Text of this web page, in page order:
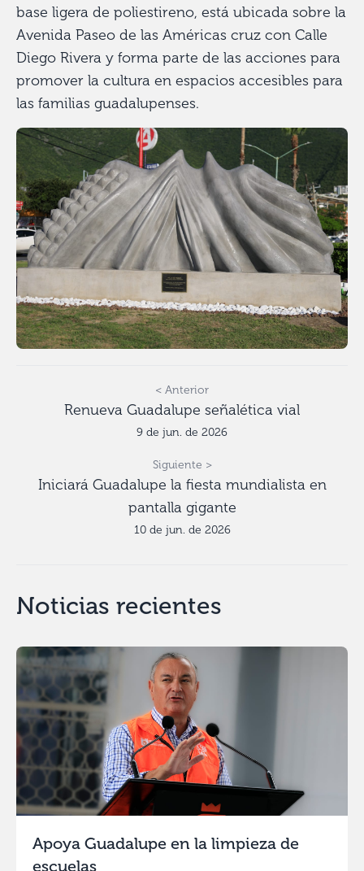
base ligera de poliestireno, está ubicada sobre la
Avenida Paseo de las Américas cruz con Calle
Diego Rivera y forma parte de las acciones para
promover la cultura en espacios accesibles para
las familias guadalupenses.
< Anterior
Renueva Guadalupe señalética vial
9 de jun. de 2026
Siguiente >
Iniciará Guadalupe la fiesta mundialista en
pantalla gigante
10 de jun. de 2026
Noticias recientes
Apoya Guadalupe en la limpieza de
escuelas